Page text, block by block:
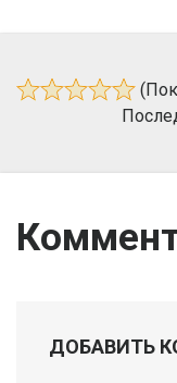
ДОБАВИТЬ